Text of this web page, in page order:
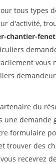
tous types
d'activité,
chantier-
vous
du
une demande
formulaire
trouver des
recevrez